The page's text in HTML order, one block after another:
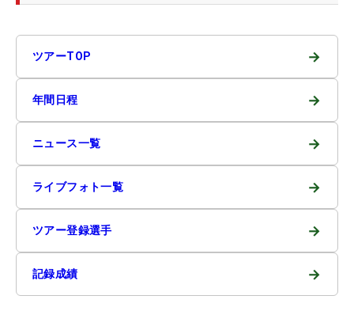
ツアーTOP →
年間日程 →
ニュース一覧 →
ライブフォト一覧 →
ツアー登録選手 →
記録成績 →